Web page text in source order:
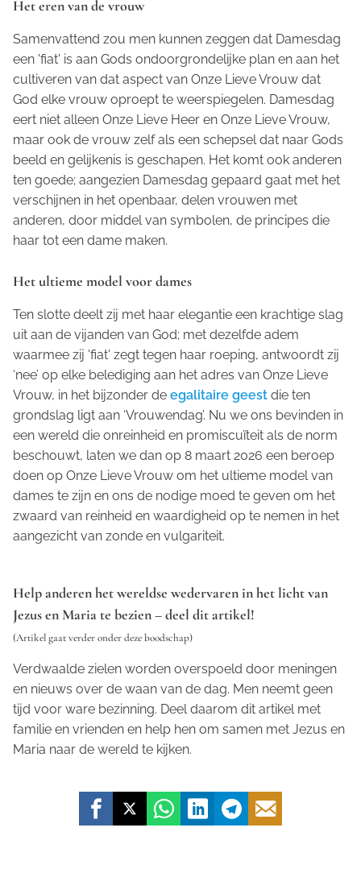
Het eren van de vrouw
Samenvattend zou men kunnen zeggen dat Damesdag
een 'fiat' is aan Gods ondoorgrondelijke plan en aan het
cultiveren van dat aspect van Onze Lieve Vrouw dat
God elke vrouw oproept te weerspiegelen. Damesdag
eert niet alleen Onze Lieve Heer en Onze Lieve Vrouw,
maar ook de vrouw zelf als een schepsel dat naar Gods
beeld en gelijkenis is geschapen. Het komt ook anderen
ten goede; aangezien Damesdag gepaard gaat met het
verschijnen in het openbaar, delen vrouwen met
anderen, door middel van symbolen, de principes die
haar tot een dame maken.
Het ultieme model voor dames
Ten slotte deelt zij met haar elegantie een krachtige slag
uit aan de vijanden van God; met dezelfde adem
waarmee zij 'fiat' zegt tegen haar roeping, antwoordt zij
‘nee’ op elke belediging aan het adres van Onze Lieve
Vrouw, in het bijzonder de egalitaire geest die ten
grondslag ligt aan ‘Vrouwendag’. Nu we ons bevinden in
een wereld die onreinheid en promiscuïteit als de norm
beschouwt, laten we dan op 8 maart 2026 een beroep
doen op Onze Lieve Vrouw om het ultieme model van
dames te zijn en ons de nodige moed te geven om het
zwaard van reinheid en waardigheid op te nemen in het
aangezicht van zonde en vulgariteit.
Help anderen het wereldse wedervaren in het licht van
Jezus en Maria te bezien – deel dit artikel!
(Artikel gaat verder onder deze boodschap)
Verdwaalde zielen worden overspoeld door meningen
en nieuws over de waan van de dag. Men neemt geen
tijd voor ware bezinning. Deel daarom dit artikel met
familie en vrienden en help hen om samen met Jezus en
Maria naar de wereld te kijken.